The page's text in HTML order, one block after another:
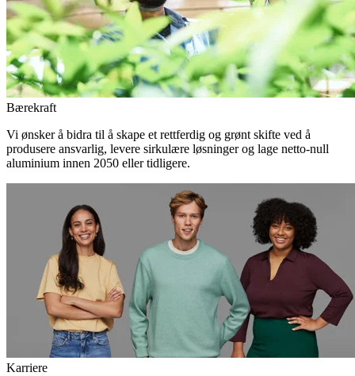
Bærekraft
Vi ønsker å bidra til å skape et rettferdig og grønt skifte ved å
produsere ansvarlig, levere sirkulære løsninger og lage netto-null
aluminium innen 2050 eller tidligere.
Karriere